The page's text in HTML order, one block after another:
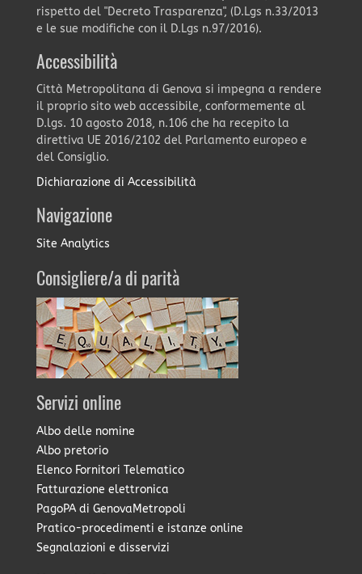
rispetto del "Decreto Trasparenza", (D.Lgs n.33/2013
e le sue modifiche con il D.Lgs n.97/2016).
Accessibilità
Città Metropolitana di Genova si impegna a rendere
il proprio sito web accessibile, conformemente al
D.lgs. 10 agosto 2018, n.106 che ha recepito la
direttiva UE 2016/2102 del Parlamento europeo e
del Consiglio.
Dichiarazione di Accessibilità
Navigazione
Site Analytics
Consigliere/a di parità
Servizi online
Albo delle nomine
Albo pretorio
Elenco Fornitori Telematico
Fatturazione elettronica
PagoPA di GenovaMetropoli
Pratico-procedimenti e istanze online
Segnalazioni e disservizi